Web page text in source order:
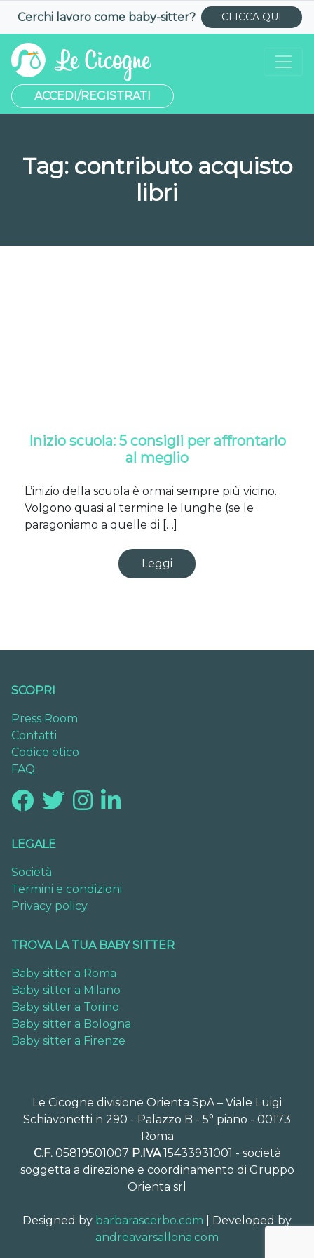
Cerchi lavoro come baby-sitter? CLICCA QUI
ACCEDI/REGISTRATI
Tag: contributo acquisto
libri
Inizio scuola: 5 consigli per affrontarlo
al meglio
L’inizio della scuola è ormai sempre più vicino.
Volgono quasi al termine le lunghe (se le
paragoniamo a quelle di […]
Leggi
SCOPRI
Press Room
Contatti
Codice etico
FAQ
LEGALE
Società
Termini e condizioni
Privacy policy
TROVA LA TUA BABY SITTER
Baby sitter a Roma
Baby sitter a Milano
Baby sitter a Torino
Baby sitter a Bologna
Baby sitter a Firenze
Le Cicogne divisione Orienta SpA – Viale Luigi
Schiavonetti n 290 - Palazzo B - 5° piano - 00173
Roma
C.F.05819501007 P.IVA15433931001 - società
soggetta a direzione e coordinamento di Gruppo
Orienta srl
Designed by barbarascerbo.com | Developed by
andreavarsallona.com